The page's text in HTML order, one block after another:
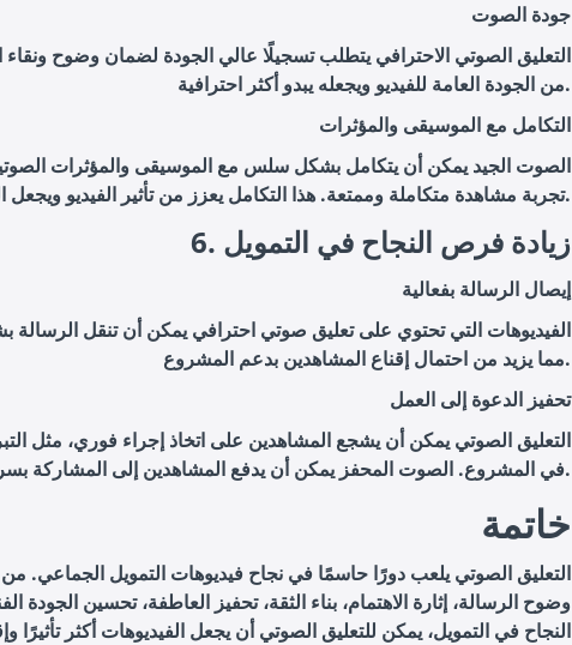
جودة الصوت
التعليق الصوتي الاحترافي يتطلب تسجيلًا عالي الجودة لضمان وضوح
من الجودة العامة للفيديو ويجعله يبدو أكثر احترافية.
التكامل مع الموسيقى والمؤثرات
الصوت الجيد يمكن أن يتكامل بشكل سلس مع الموسيقى والمؤثرات
تجربة مشاهدة متكاملة وممتعة. هذا التكامل يعزز من تأثير الفيديو ويجعل الرسالة أكثر قوة.
6. زيادة فرص النجاح في التمويل
إيصال الرسالة بفعالية
الفيديوهات التي تحتوي على تعليق صوتي احترافي يمكن أن تنقل الرسالة
مما يزيد من احتمال إقناع المشاهدين بدعم المشروع.
تحفيز الدعوة إلى العمل
التعليق الصوتي يمكن أن يشجع المشاهدين على اتخاذ إجراء فوري، مثل
في المشروع. الصوت المحفز يمكن أن يدفع المشاهدين إلى المشاركة بسرعة وبدون تردد.
خاتمة
التعليق الصوتي يلعب دورًا حاسمًا في نجاح فيديوهات التمويل الجماعي. من
وضوح الرسالة، إثارة الاهتمام، بناء الثقة، تحفيز العاطفة، تحسين الجودة
النجاح في التمويل، يمكن للتعليق الصوتي أن يجعل الفيديوهات أكثر تأثيرًا